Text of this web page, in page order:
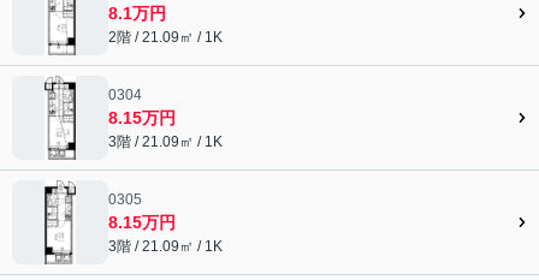
8.1万円
2階 / 21.09㎡ / 1K
0304
8.15万円
3階 / 21.09㎡ / 1K
0305
8.15万円
3階 / 21.09㎡ / 1K